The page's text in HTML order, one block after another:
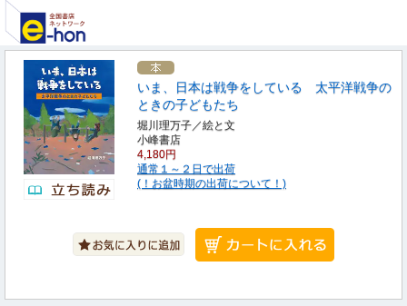
いま、日本は戦争をしている 太平洋戦争の
ときの子どもたち
堀川理万子／絵と文
小峰書店
4,180円
通常１～２日で出荷
(！お盆時期の出荷について！)